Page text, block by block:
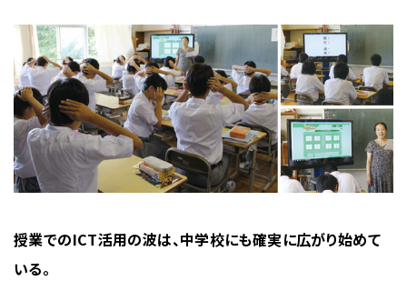
授業でのICT活用の波は、中学校にも確実に広がり始めて
いる。